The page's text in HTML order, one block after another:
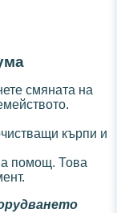
смяната на
кърпи и
помощ. Това